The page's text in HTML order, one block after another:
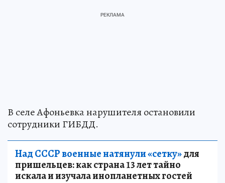
В селе Афоньевка нарушителя остановили
сотрудники ГИБДД.
Над СССР военные натянули «сетку»для
пришельцев: как страна 13 лет тайно
искала и изучала инопланетных гостей